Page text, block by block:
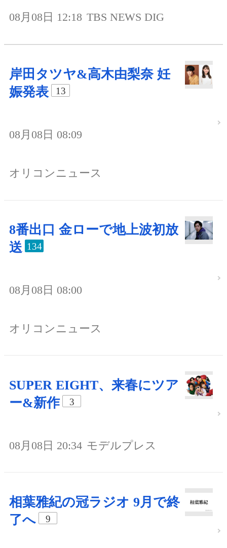
08月08日 12:18 TBS NEWS DIG
岸田タツヤ&高木由梨奈 妊
娠発表
13
08月08日 08:09
オリコンニュース
8番出口 金ローで地上波初放
送 134
08月08日 08:00
オリコンニュース
SUPER EIGHT、来春にツア
ー&新作
3
08月08日 20:34 モデルプレス
相葉雅紀の冠ラジオ 9月で終
了へ
9